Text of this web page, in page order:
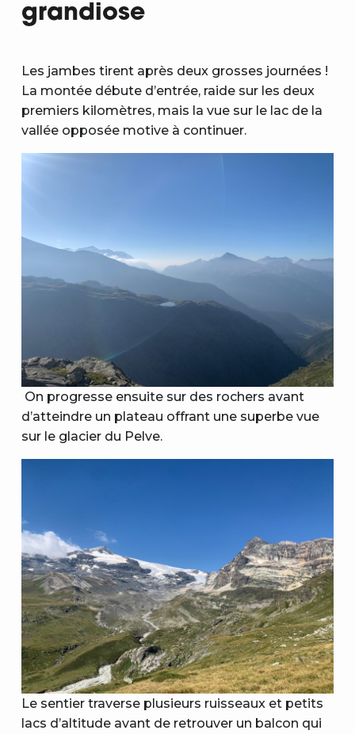
grandiose
Les jambes tirent après deux grosses journées !
La montée débute d’entrée, raide sur les deux
premiers kilomètres, mais la vue sur le lac de la
vallée opposée motive à continuer.
On progresse ensuite sur des rochers avant
d’atteindre un plateau offrant une superbe vue
sur le glacier du Pelve.
Le sentier traverse plusieurs ruisseaux et petits
lacs d’altitude avant de retrouver un balcon qui